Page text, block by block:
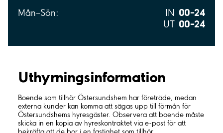
Mån–Sön: IN 00–24
UT 00–24
Uthyrnings­information
Boende som tillhör Östersundshem har företräde, medan
externa kunder kan komma att sägas upp till förmån för
Östersundshems hyresgäster. Observera att boende måste
skicka in en kopia av hyreskontraktet via e-post för att